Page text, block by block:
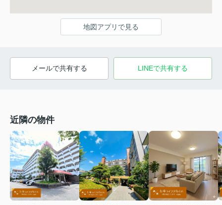
地図アプリで見る
メールで共有する LINEで共有する
近隣の物件